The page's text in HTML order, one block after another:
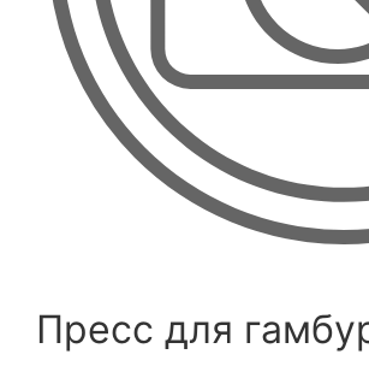
Пресс для